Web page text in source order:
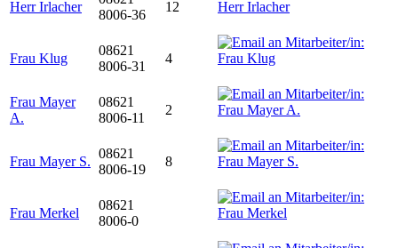
Herr Irlacher
8006-36
12
Frau Klug
08621
8006-31
4
Frau Mayer
A.
08621
8006-11
2
Frau Mayer S.
08621
8006-19
8
Frau Merkel
08621
8006-0